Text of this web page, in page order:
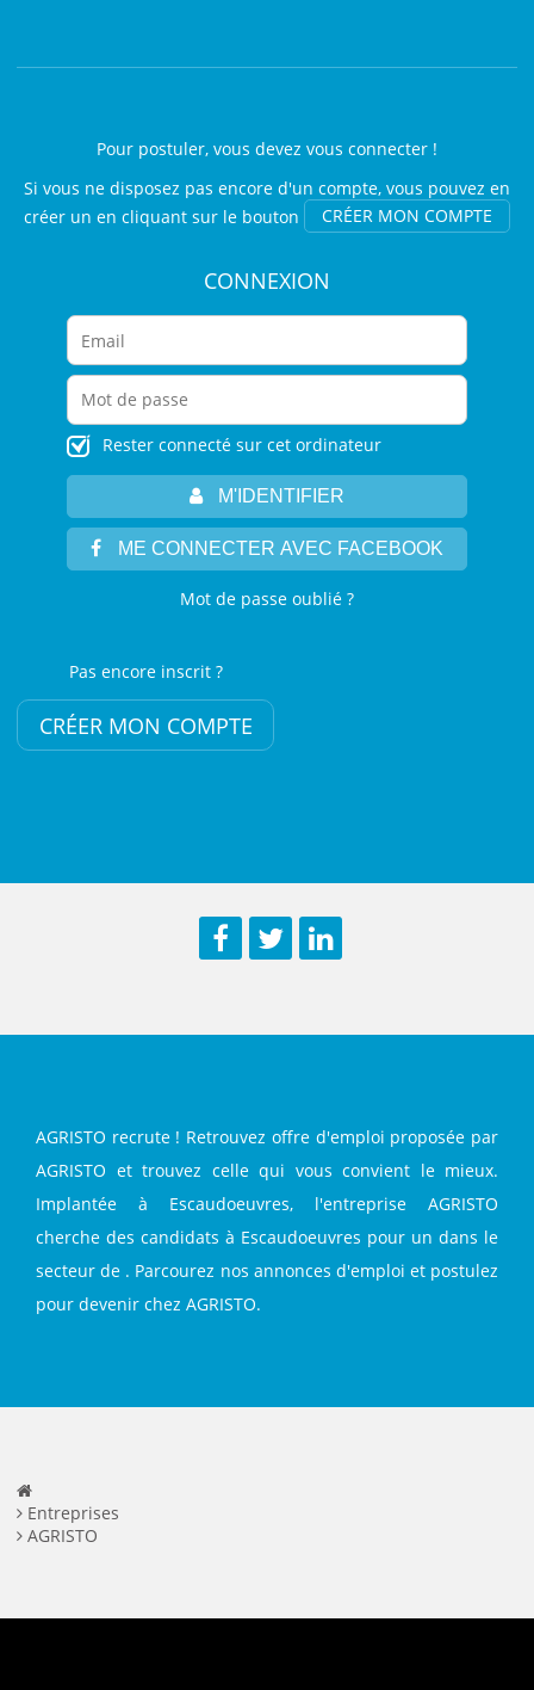
AGRISTO recrute ! Retrouvez offre d'emploi proposée par
AGRISTO et trouvez celle qui vous convient le mieux.
Implantée à Escaudoeuvres, l'entreprise AGRISTO
cherche des candidats à Escaudoeuvres pour un dans le
secteur de . Parcourez nos annonces d'emploi et postulez
pour devenir chez AGRISTO.
Pour postuler, vous devez vous connecter !
Si vous ne disposez pas encore d'un compte, vous pouvez en
créer un en cliquant sur le bouton
CRÉER MON COMPTE
CONNEXION
Rester connecté sur cet ordinateur
M'IDENTIFIER
ME CONNECTER AVEC FACEBOOK
Mot de passe oublié ?
Pas encore inscrit ?
CRÉER MON COMPTE
Entreprises
AGRISTO